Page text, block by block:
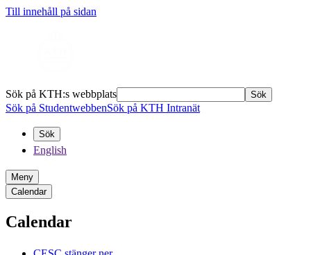
Till innehåll på sidan
Sök på KTH:s webbplats Sök
Sök på StudentwebbenSök på KTH Intranät
Sök
English
Meny
Calendar
Calendar